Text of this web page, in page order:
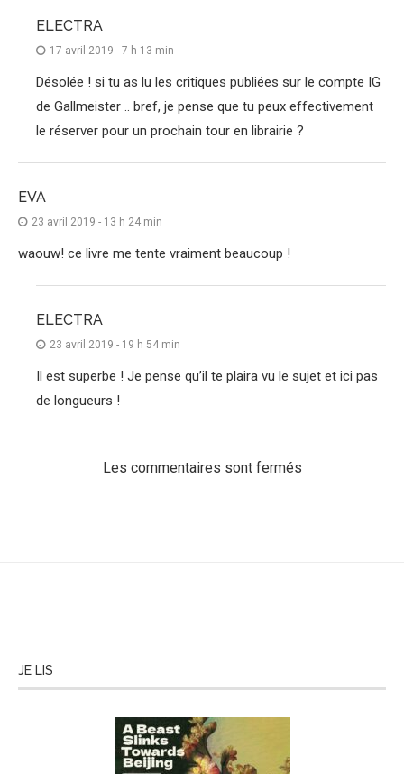
ELECTRA
17 avril 2019 - 7 h 13 min
Désolée ! si tu as lu les critiques publiées sur le compte IG
de Gallmeister .. bref, je pense que tu peux effectivement
le réserver pour un prochain tour en librairie ?
EVA
23 avril 2019 - 13 h 24 min
waouw! ce livre me tente vraiment beaucoup !
ELECTRA
23 avril 2019 - 19 h 54 min
Il est superbe ! Je pense qu’il te plaira vu le sujet et ici pas
de longueurs !
Les commentaires sont fermés
JE LIS